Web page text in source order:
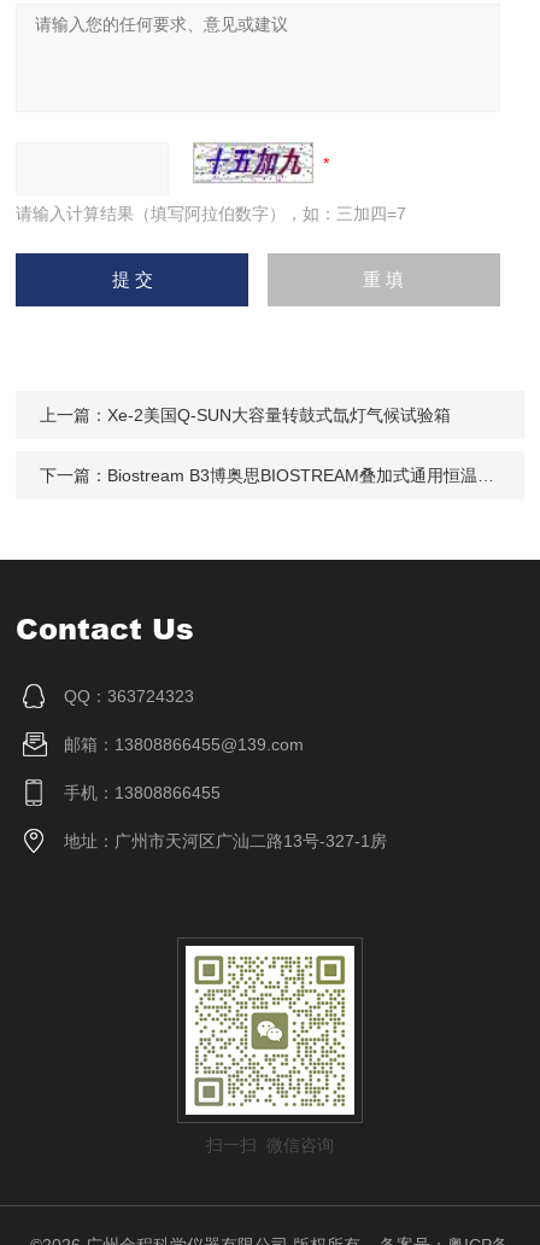
请输入计算结果（填写阿拉伯数字），如：三加四=7
上一篇： Xe-2美国Q-SUN大容量转鼓式氙灯气候试验箱
下一篇： Biostream B3博奥思BIOSTREAM叠加式通用恒温振荡培养箱
Contact Us
QQ：363724323
邮箱：13808866455@139.com
手机：13808866455
地址：广州市天河区广汕二路13号-327-1房
扫一扫 微信咨询